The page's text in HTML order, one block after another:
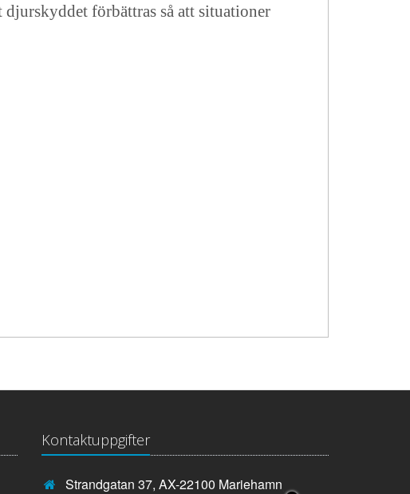
djurskyddet förbättras så att situationer
Kontaktuppgifter
Strandgatan 37, AX-22100 Mariehamn